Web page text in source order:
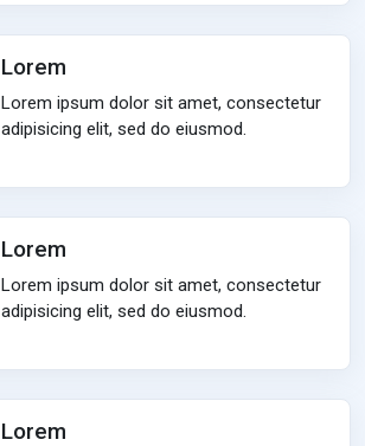
Lorem
Lorem ipsum dolor sit amet, consectetur
adipisicing elit, sed do eiusmod.
Lorem
Lorem ipsum dolor sit amet, consectetur
adipisicing elit, sed do eiusmod.
Lorem